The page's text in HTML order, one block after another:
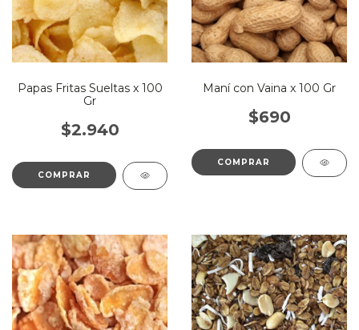
Papas Fritas Sueltas x 100
Gr
$2.940
Maní con Vaina x 100 Gr
$690